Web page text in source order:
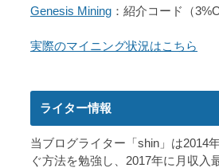
Genesis Mining ：紹介コード（
実際のマイニング状況はこちら
ライター情報
当ブログライター「shin」は2014
ぐ方法を勉強し、2017年に月収入